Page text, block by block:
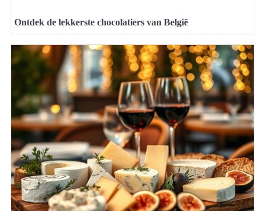
Ontdek de lekkerste chocolatiers van België